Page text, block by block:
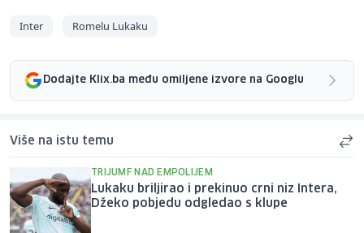
Inter Romelu Lukaku
Dodajte Klix.ba među omiljene izvore na Googlu
Više na istu temu
TRIJUMF NAD EMPOLIJEM
Lukaku briljirao i prekinuo crni niz Intera,
Džeko pobjedu odgledao s klupe